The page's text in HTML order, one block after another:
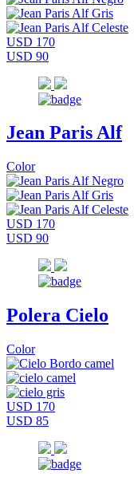
USD 170
USD 90
Jean Paris Alf
Color
USD 170
USD 90
Polera Cielo
Color
USD 170
USD 85